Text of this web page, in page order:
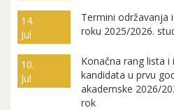
14.
Jul
Termini održavanja
roku 2025/2026.
10.
Jul
Konačna rang lista
kandidata u prvu
akademske 2026/
rok